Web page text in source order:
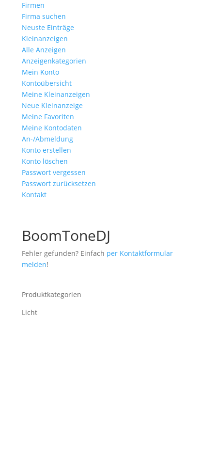
Firmen
Firma suchen
Neuste Einträge
Kleinanzeigen
Alle Anzeigen
Anzeigen­kategorien
Mein Konto
Kontoübersicht
Meine Kleinanzeigen
Neue Kleinanzeige
Meine Favoriten
Meine Kontodaten
An-/Abmeldung
Konto erstellen
Konto löschen
Passwort vergessen
Passwort zurücksetzen
Kontakt
BoomToneDJ
Fehler gefunden? Einfach per Kontaktformular
melden!
Produktkategorien
Licht